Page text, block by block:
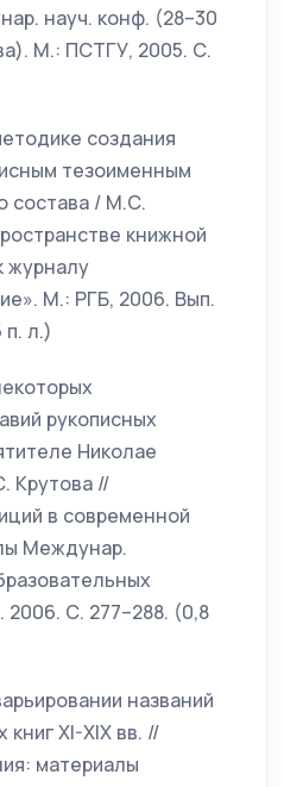
науч. конф. (28–30
М.: ПСТГУ, 2005. С.
создания
тезоименным
состава / М.С.
книжной
журналу
М.: РГБ, 2006. Вып.
п. л.)
рукописных
Николае
Крутова //
в современной
Междунар.
2006. С. 277–288. (0,8
названий
книг XI-XIX вв. //
материалы